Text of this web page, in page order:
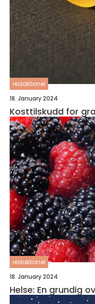
redaktionel
18. January 2024
Kosttilskudd for
redaktionel
18. January 2024
Helse: En grundig